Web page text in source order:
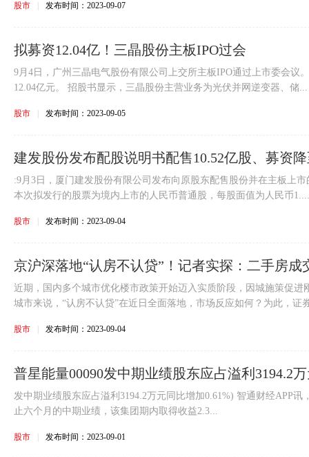
股市 发布时间：2023-09-07
拟募资12.04亿！三晶股份主板IPO过会
9月4日，广州三晶电气股份有限公司上交所主板IPO通过上市委会议
12.04亿元。 招股书显示，三晶股份主营业务为光伏并网逆变器、储...
股市 发布时间：2023-09-05
建发股份发布配股说明书配售10.52亿股、募资
:9月3日，厦门建发股份有限公司发布向原股东配售股份并在主板上
本次拟发行的股票为境内上市的人民币普通股，每股面值为人民币1....
股市 发布时间：2023-09-04
京沪深落地“认房不认贷”！记者实探：二手房
近期，国内多个城市优化楼市政策开始迈入实质阶段，因城施策促进
城市来说，“认房不认贷”在近日全面落地，市场反应如何？为此，证
股市 发布时间：2023-09-04
普星能量00090发中期业绩股东应占溢利3194.2
发中期业绩股东应占溢利3194.2万元同比增加0.61%) 智通财经APP讯
止六个月的中期业绩，该集团期内取得收益2.3...
股市 发布时间：2023-09-01